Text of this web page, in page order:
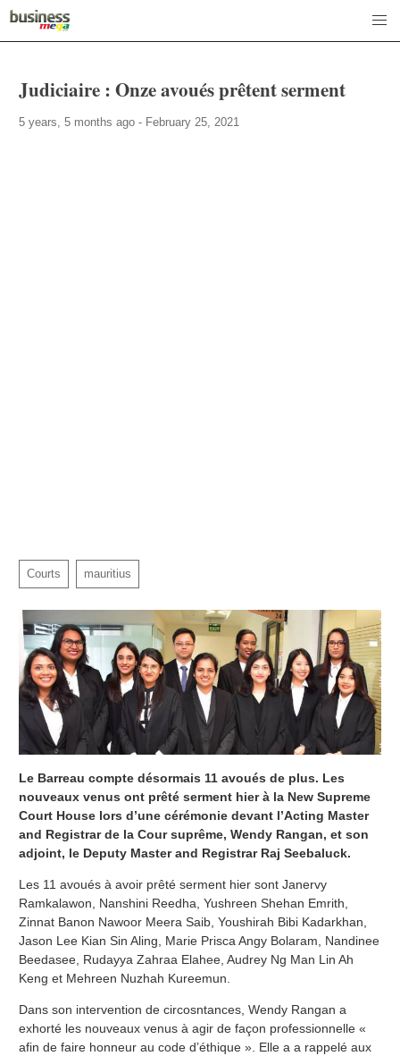
Judiciaire : Onze avoués prêtent serment
5 years, 5 months ago - February 25, 2021
Courts mauritius
Le Barreau compte désormais 11 avoués de plus. Les
nouveaux venus ont prêté serment hier à la New Supreme
Court House lors d’une cérémonie devant l’Acting Master
and Registrar de la Cour suprême, Wendy Rangan, et son
adjoint, le Deputy Master and Registrar Raj Seebaluck.
Les 11 avoués à avoir prêté serment hier sont Janervy
Ramkalawon, Nanshini Reedha, Yushreen Shehan Emrith,
Zinnat Banon Nawoor Meera Saib, Youshirah Bibi Kadarkhan,
Jason Lee Kian Sin Aling, Marie Prisca Angy Bolaram, Nandinee
Beedasee, Rudayya Zahraa Elahee, Audrey Ng Man Lin Ah
Keng et Mehreen Nuzhah Kureemun.
Dans son intervention de circosntances, Wendy Rangan a
exhorté les nouveaux venus à agir de façon professionnelle «
afin de faire honneur au code d’éthique ». Elle a a rappelé aux